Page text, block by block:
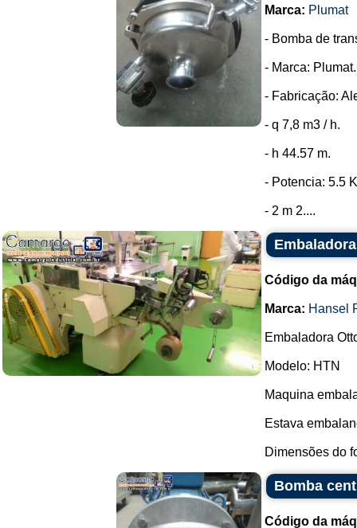
Marca: Plumat
- Bomba de
- Marca: Plumat.
- Fabricação:
- q 7,8 m3 / h.
- h 44.57 m.
- Potencia: 5.5
- 2 m 2....
Código da
Marca: Hansel
Embaladora
Modelo: HTN
Maquina
Estava
Dimensões do
Bomba
Código da